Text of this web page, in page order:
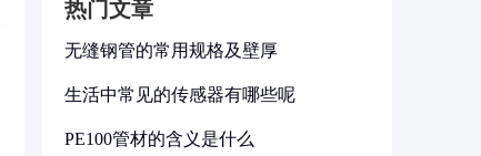
热门文章
无缝钢管的常用规格及壁厚
生活中常见的传感器有哪些呢
PE100管材的含义是什么